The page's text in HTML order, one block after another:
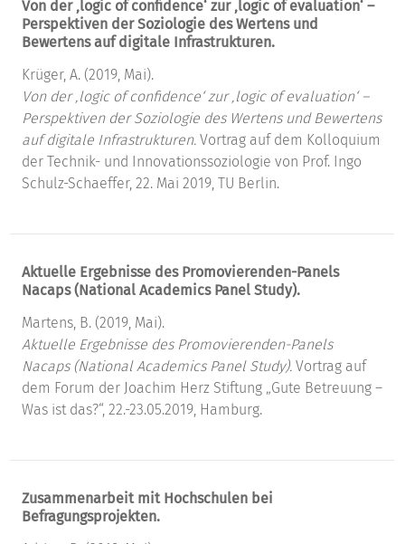
Von der ‚logic of confidence‘ zur ‚logic of evaluation‘ –
Perspektiven der Soziologie des Wertens und
Bewertens auf digitale Infrastrukturen.
Krüger, A. (2019, Mai).
Von der ‚logic of confidence‘ zur ‚logic of evaluation‘ –
Perspektiven der Soziologie des Wertens und Bewertens
auf digitale Infrastrukturen. Vortrag auf dem Kolloquium
der Technik- und Innovationssoziologie von Prof. Ingo
Schulz-Schaeffer, 22. Mai 2019, TU Berlin.
Aktuelle Ergebnisse des Promovierenden-Panels
Nacaps (National Academics Panel Study).
Martens, B. (2019, Mai).
Aktuelle Ergebnisse des Promovierenden-Panels
Nacaps (National Academics Panel Study). Vortrag auf
dem Forum der Joachim Herz Stiftung „Gute Betreuung –
Was ist das?“, 22.-23.05.2019, Hamburg.
Zusammenarbeit mit Hochschulen bei
Befragungsprojekten.